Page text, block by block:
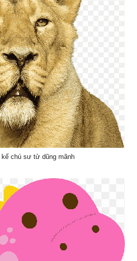
kế chú sư tử dũng mãnh